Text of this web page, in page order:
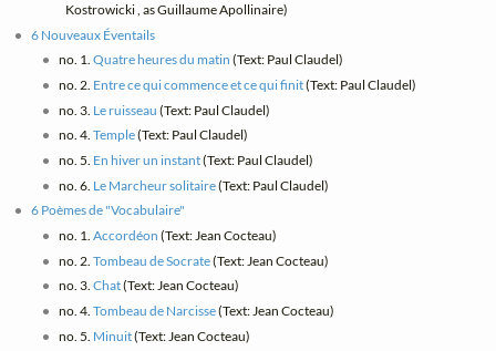
Kostrowicki , as Guillaume Apollinaire)
6 Nouveaux Éventails
no. 1. Quatre heures du matin (Text: Paul Claudel)
no. 2. Entre ce qui commence et ce qui finit(Text: Paul Claudel)
no. 3. Le ruisseau (Text: Paul Claudel)
no. 4. Temple(Text: Paul Claudel)
no. 5. En hiver un instant(Text: Paul Claudel)
no. 6. Le Marcheur solitaire(Text: Paul Claudel)
6 Poèmes de "Vocabulaire"
no. 1. Accordéon (Text: Jean Cocteau)
no. 2. Tombeau de Socrate(Text: Jean Cocteau)
no. 3. Chat(Text: Jean Cocteau)
no. 4. Tombeau de Narcisse(Text: Jean Cocteau)
no. 5. Minuit(Text: Jean Cocteau)